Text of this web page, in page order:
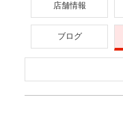
店舗情報
ブログ